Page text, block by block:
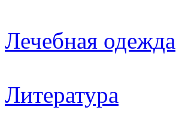
Лечебная одежда
Литература